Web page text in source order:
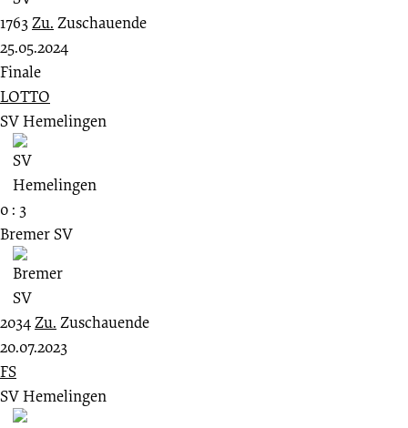
1763Zu. Zuschauende
25.05.2024
Finale
LOTTO
SV Hemelingen
0 : 3
Bremer SV
2034Zu. Zuschauende
20.07.2023
FS
SV Hemelingen